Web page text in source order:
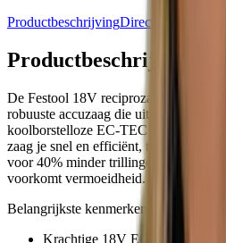
ProductbeschrijvingDirect meebestellen
Productbeschrijving
De Festool 18V reciprozaag RSC 18
robuuste accuzaag die uitblinkt in
koolborstelloze EC-TEC motor en de
zaag je snel en efficiënt, terwijl het
voor 40% minder trillingen. Dit maakt
voorkomt vermoeidheid.
Belangrijkste kenmerken:
Krachtige 18V EC-TEC motor